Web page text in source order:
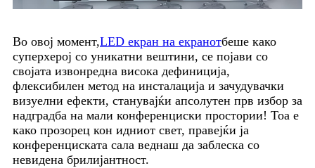
Во овој момент,LED екран на екранотбеше како
суперхерој со уникатни вештини, се појави со
својата извонредна висока дефиниција,
флексибилен метод на инсталација и зачудувачки
визуелни ефекти, станувајќи апсолутен прв избор за
надградба на мали конференциски простории! Тоа е
како прозорец кон идниот свет, правејќи ја
конференциската сала веднаш да заблеска со
невидена брилијантност.